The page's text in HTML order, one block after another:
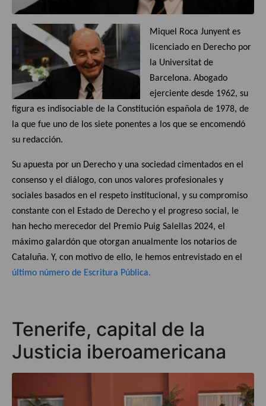
Miquel Roca Junyent es
licenciado en Derecho por
la Universitat de
Barcelona. Abogado
ejerciente desde 1962, su
figura es indisociable de la Constitución española de 1978, de
la que fue uno de los siete ponentes a los que se encomendó
su redacción.
Su apuesta por un Derecho y una sociedad cimentados en el
consenso y el diálogo, con unos valores profesionales y
sociales basados en el respeto institucional, y su compromiso
constante con el Estado de Derecho y el progreso social, le
han hecho merecedor del Premio Puig Salellas 2024, el
máximo galardón que otorgan anualmente los notarios de
Cataluña. Y, con motivo de ello, le hemos entrevistado en el
último número de Escritura Pública.
Tenerife, capital de la
Justicia iberoamericana